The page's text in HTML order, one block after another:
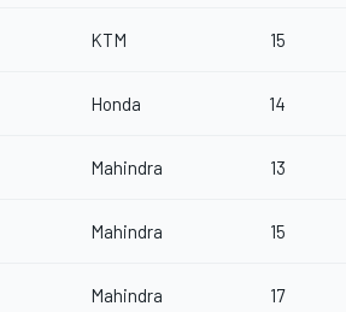
KTM 15
Honda 14
Mahindra 13
Mahindra 15
Mahindra 17